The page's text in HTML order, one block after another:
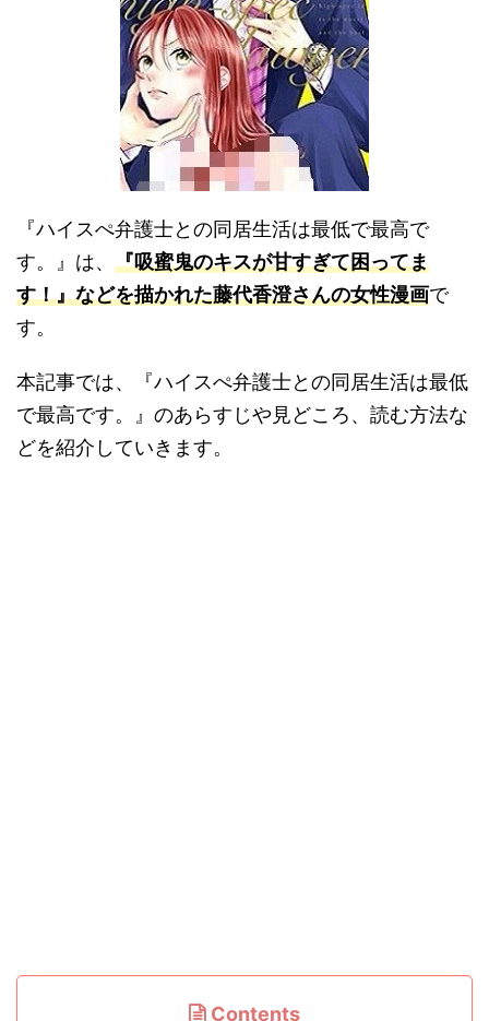
『ハイスぺ弁護士との同居生活は最低で最高で
す。』は、 『吸蜜鬼のキスが甘すぎて困ってま
す！』などを描かれた藤代香澄さんの女性漫画で
す。
本記事では、『ハイスぺ弁護士との同居生活は最低
で最高です。』のあらすじや見どころ、読む方法な
どを紹介していきます。
Contents